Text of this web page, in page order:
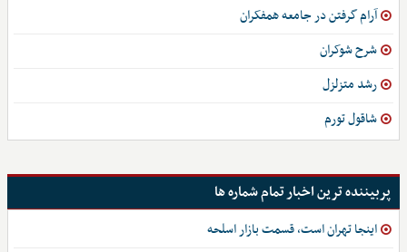
آرام گرفتن در جامعه همفکران
شرح شوکران
رشد متزلزل
شاقول تورم
پربیننده ترین اخبار تمام شماره ها
اینجا تهران است، قسمت بازار اسلحه